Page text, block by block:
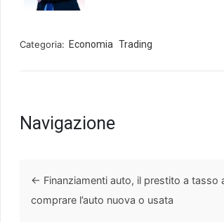
Categoria: Economia Trading
Navigazione
← Finanziamenti auto, il prestito a tasso
comprare l’auto nuova o usata